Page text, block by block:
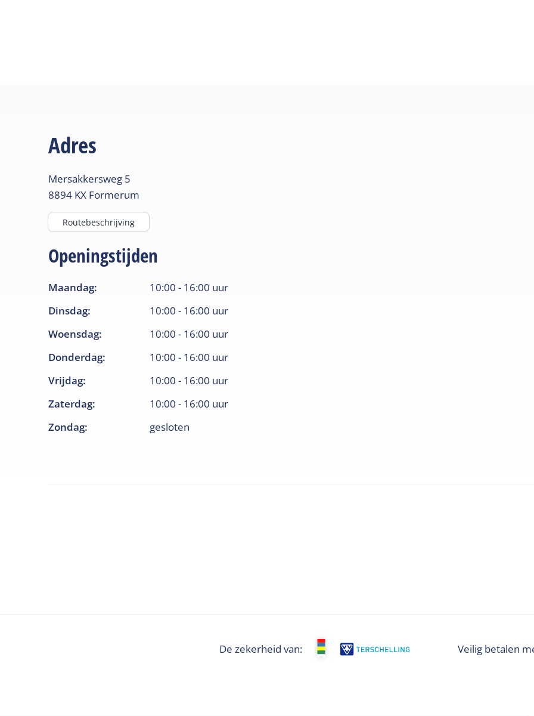
Adres
Mersakkersweg 5
8894 KX Formerum
Routebeschrijving
Openingstijden
Maandag: 10:00 - 16:00 uur
Dinsdag: 10:00 - 16:00 uur
Woensdag: 10:00 - 16:00 uur
Donderdag: 10:00 - 16:00 uur
Vrijdag: 10:00 - 16:00 uur
Zaterdag: 10:00 - 16:00 uur
Zondag: gesloten
De zekerheid van: Veilig betalen